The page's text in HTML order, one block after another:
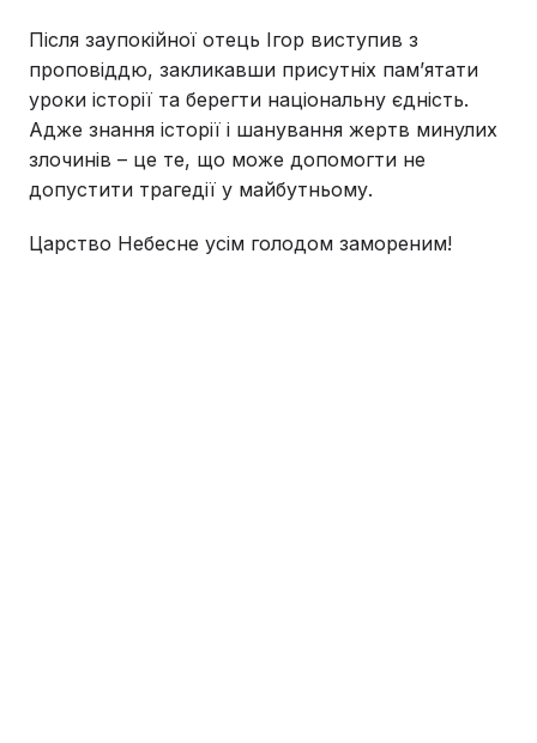
Після заупокійної отець Ігор виступив з
проповіддю, закликавши присутніх пам’ятати
уроки історії та берегти національну єдність.
Адже знання історії і шанування жертв минулих
злочинів – це те, що може допомогти не
допустити трагедії у майбутньому.
Царство Небесне усім голодом замореним!